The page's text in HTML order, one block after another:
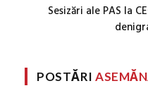
Sesizări ale PAS la
POSTĂRI